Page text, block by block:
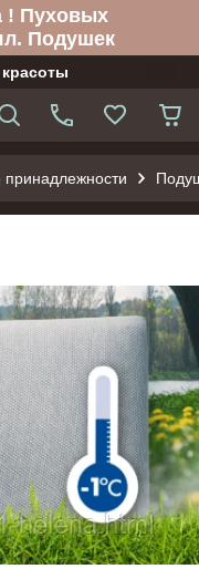
Пуховых
Подушек
принадлежности